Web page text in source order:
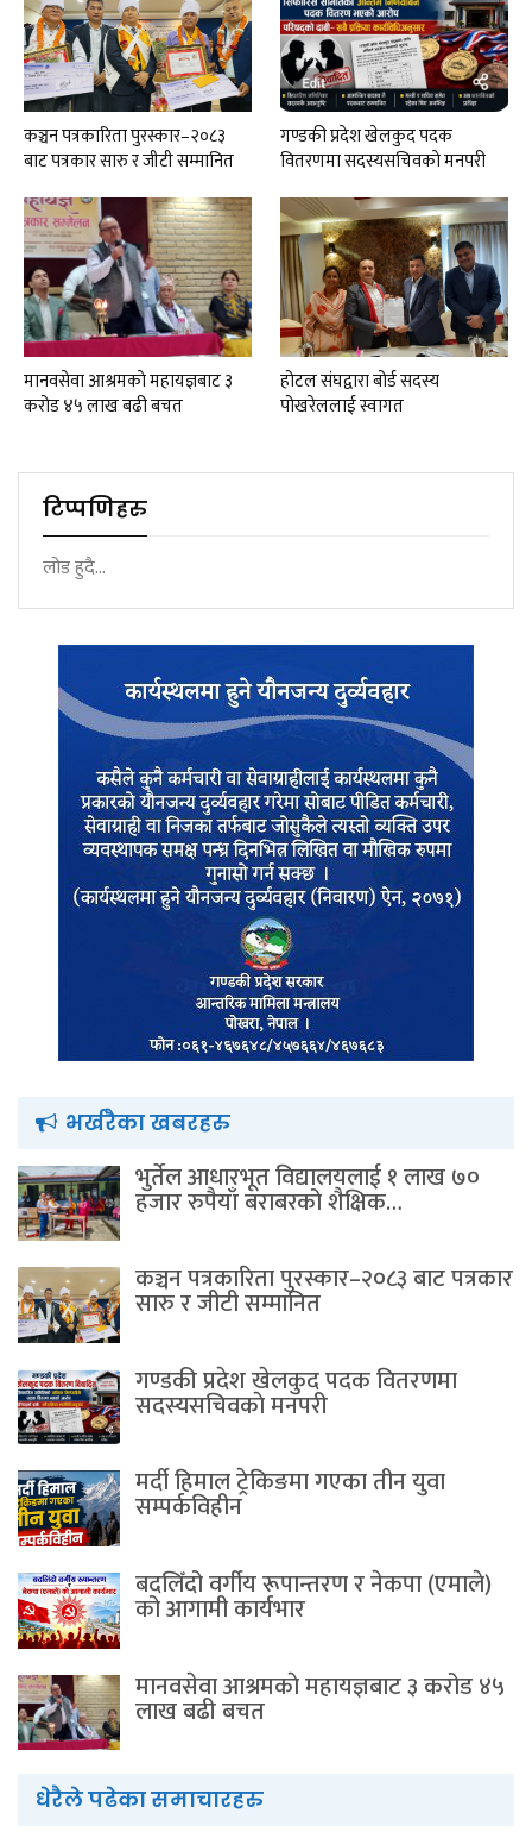
कञ्चन पत्रकारिता पुरस्कार–२०८३
बाट पत्रकार सारु र जीटी सम्मानित
गण्डकी प्रदेश खेलकुद पदक
वितरणमा सदस्यसचिवकाे मनपरी
मानवसेवा आश्रमकाे‌ महायज्ञबाट ३
करोड ४५ लाख बढी बचत
होटल संघद्वारा बोर्ड सदस्य
पोखरेललाई स्वागत
टिप्पणिहरु
लोड हुदै...
भर्खरैका खबरहरु
भुर्तेल आधारभूत विद्यालयलाई १ लाख ७०
हजार रुपैयाँ बराबरको शैक्षिक…
कञ्चन पत्रकारिता पुरस्कार–२०८३ बाट पत्रकार
सारु र जीटी सम्मानित
गण्डकी प्रदेश खेलकुद पदक वितरणमा
सदस्यसचिवकाे मनपरी
मर्दी हिमाल ट्रेकिङमा गएका तीन युवा
सम्पर्कविहीन
बदलिँदो वर्गीय रूपान्तरण र नेकपा (एमाले)
को आगामी कार्यभार
मानवसेवा आश्रमकाे‌ महायज्ञबाट ३ करोड ४५
लाख बढी बचत
धेरैले पढेका समाचारहरु